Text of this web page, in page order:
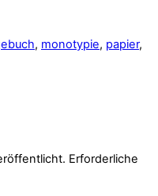
, monotypie, papier,
Erforderliche